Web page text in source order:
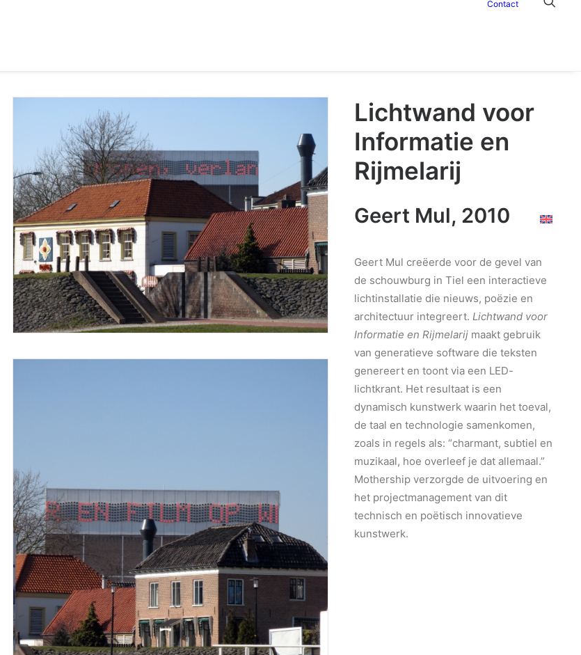
Contact
Lichtwand voor
Informatie en
Rijmelarij
Geert Mul, 2010
Geert Mul creëerde voor de gevel van
de schouwburg in Tiel een interactieve
lichtinstallatie die nieuws, poëzie en
architectuur integreert. Lichtwand voor
Informatie en Rijmelarij maakt gebruik
van generatieve software die teksten
genereert en toont via een LED-
lichtkrant. Het resultaat is een
dynamisch kunstwerk waarin het toeval,
de taal en technologie samenkomen,
zoals in regels als: “charmant, subtiel en
muzikaal, hoe overleef je dat allemaal.”
Mothership verzorgde de uitvoering en
het projectmanagement van dit
technisch en poëtisch innovatieve
kunstwerk.